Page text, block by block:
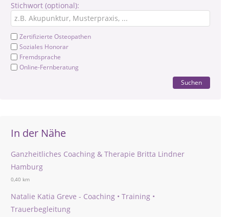
Stichwort (optional):
Zertifizierte Osteopathen
Soziales Honorar
Fremdsprache
Online-Fernberatung
Suchen
In der Nähe
Ganzheitliches Coaching & Therapie Britta Lindner
Hamburg
0,40 km
Natalie Katia Greve - Coaching • Training •
Trauerbegleitung